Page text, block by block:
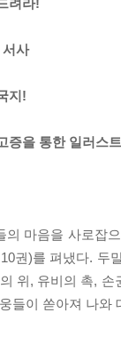
려라!
서사
지!
증을 통한 일러스
의 마음을 사로잡
권)를 펴냈다. 두
위, 유비의 촉,
들이 쏟아져 나